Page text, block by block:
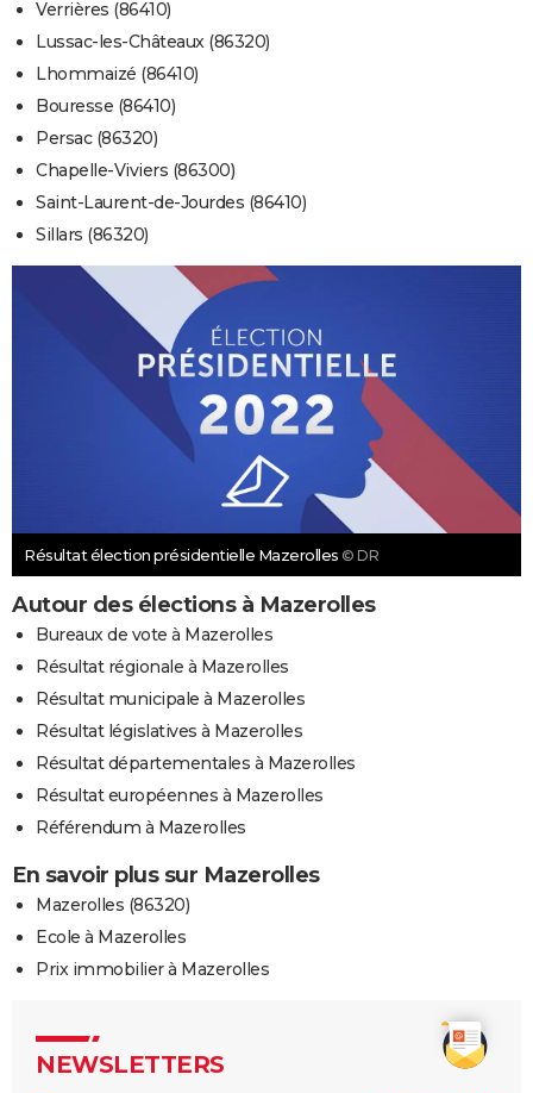
Verrières (86410)
Lussac-les-Châteaux (86320)
Lhommaizé (86410)
Bouresse (86410)
Persac (86320)
Chapelle-Viviers (86300)
Saint-Laurent-de-Jourdes (86410)
Sillars (86320)
Résultat élection présidentielle Mazerolles © DR
Autour des élections à Mazerolles
Bureaux de vote à Mazerolles
Résultat régionale à Mazerolles
Résultat municipale à Mazerolles
Résultat législatives à Mazerolles
Résultat départementales à Mazerolles
Résultat européennes à Mazerolles
Référendum à Mazerolles
En savoir plus sur Mazerolles
Mazerolles (86320)
Ecole à Mazerolles
Prix immobilier à Mazerolles
NEWSLETTERS